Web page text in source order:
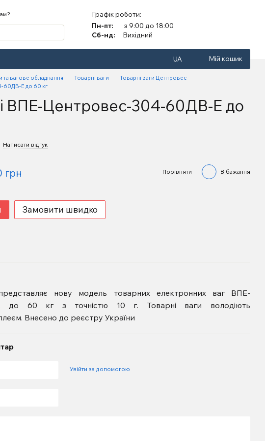
Графік роботи:
Пн-пт:
з 9:00 до 18:00
Сб-нд:
Вихідний
UA Мій кошик
та вагове обладнання Товарні ваги
Товарні ваги Центровес
60ДВ-Е до 60 кг
ВПЕ-Центровес-304-60ДВ-Е до
Написати відгук
грн Порівняти В бажання
Замовити швидко
нову модель товарних електронних ваг ВПЕ-
Е до 60 кг з точністю 10 г. Товарні ваги володіють
Внесено до реєстру України
Увійти за допомогою